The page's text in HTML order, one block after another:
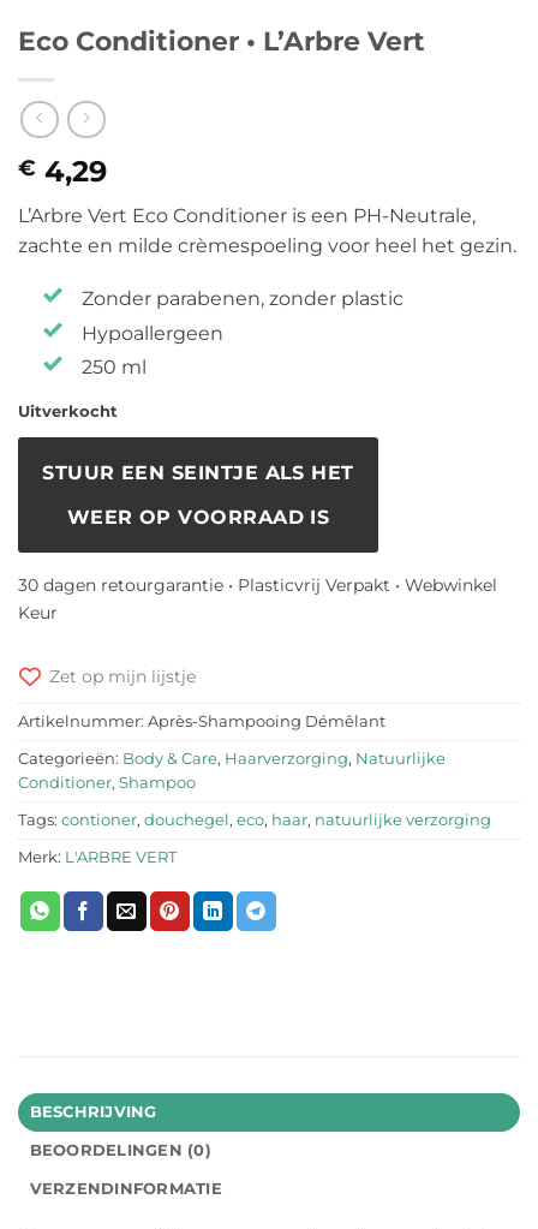
Eco Conditioner • L’Arbre Vert
€ 4,29
L’Arbre Vert Eco Conditioner is een PH-Neutrale,
zachte en milde crèmespoeling voor heel het gezin.
Zonder parabenen, zonder plastic
Hypoallergeen
250 ml
Uitverkocht
STUUR EEN SEINTJE ALS HET
WEER OP VOORRAAD IS
30 dagen retourgarantie • Plasticvrij Verpakt • Webwinkel
Keur
Zet op mijn lijstje
Artikelnummer: Après-Shampooing Démêlant
Categorieën: Body & Care, Haarverzorging, Natuurlijke
Conditioner, Shampoo
Tags: contioner, douchegel, eco, haar, natuurlijke verzorging
Merk: L'ARBRE VERT
BESCHRIJVING
BEOORDELINGEN (0)
VERZENDINFORMATIE